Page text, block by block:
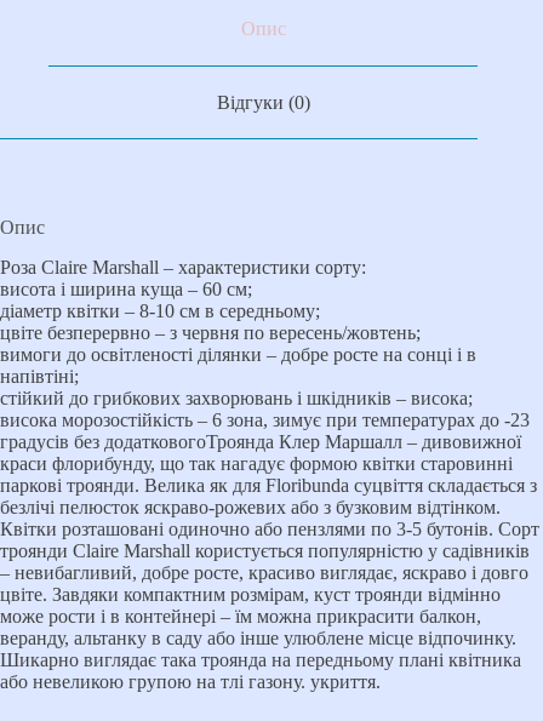
Опис
Відгуки (0)
Опис
Роза Claire Marshall – характеристики сорту:
висота і ширина куща – 60 см;
діаметр квітки – 8-10 см в середньому;
цвіте безперервно – з червня по вересень/жовтень;
вимоги до освітленості ділянки – добре росте на сонці і в
напівтіні;
стійкий до грибкових захворювань і шкідників – висока;
висока морозостійкість – 6 зона, зимує при температурах до -23
градусів без додатковогоТроянда Клер Маршалл – дивовижної
краси флорибунду, що так нагадує формою квітки старовинні
паркові троянди. Велика як для Floribunda суцвіття складається з
безлічі пелюсток яскраво-рожевих або з бузковим відтінком.
Квітки розташовані одиночно або пензлями по 3-5 бутонів. Сорт
троянди Claire Marshall користується популярністю у садівників
– невибагливий, добре росте, красиво виглядає, яскраво і довго
цвіте. Завдяки компактним розмірам, куст троянди відмінно
може рости і в контейнері – їм можна прикрасити балкон,
веранду, альтанку в саду або інше улюблене місце відпочинку.
Шикарно виглядає така троянда на передньому плані квітника
або невеликою групою на тлі газону. укриття.